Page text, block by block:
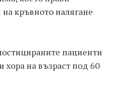
кръвното налягане
пациенти
хора на възраст под 60